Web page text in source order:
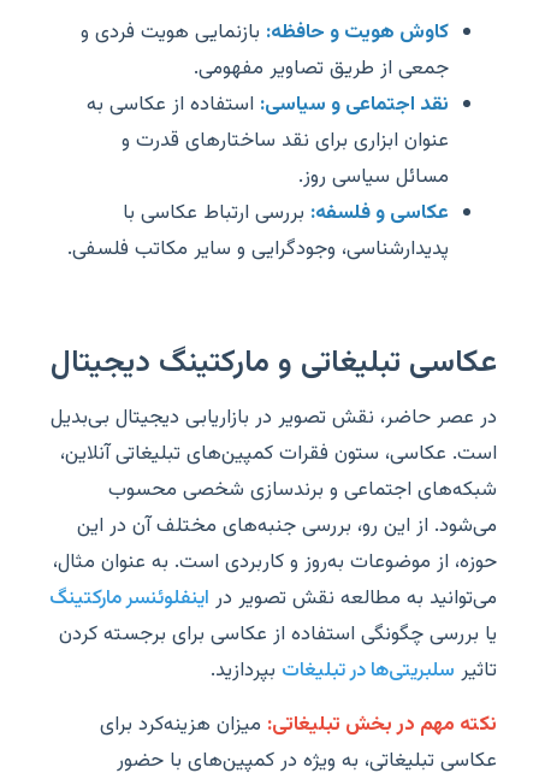
کاوش هویت و حافظه: بازنمایی هویت فردی و
جمعی از طریق تصاویر مفهومی.
نقد اجتماعی و سیاسی: استفاده از عکاسی به
عنوان ابزاری برای نقد ساختارهای قدرت و
مسائل سیاسی روز.
عکاسی و فلسفه: بررسی ارتباط عکاسی با
پدیدارشناسی، وجودگرایی و سایر مکاتب فلسفی.
عکاسی تبلیغاتی و مارکتینگ دیجیتال
در عصر حاضر، نقش تصویر در بازاریابی دیجیتال بی‌بدیل
است. عکاسی، ستون فقرات کمپین‌های تبلیغاتی آنلاین،
شبکه‌های اجتماعی و برندسازی شخصی محسوب
می‌شود. از این رو، بررسی جنبه‌های مختلف آن در این
حوزه، از موضوعات به‌روز و کاربردی است. به عنوان مثال،
می‌توانید به مطالعه نقش تصویر در اینفلوئنسر مارکتینگ
یا بررسی چگونگی استفاده از عکاسی برای برجسته کردن
تاثیر سلبریتی‌ها در تبلیغات بپردازید.
نکته مهم در بخش تبلیغاتی: میزان هزینه‌کرد برای
عکاسی تبلیغاتی، به ویژه در کمپین‌های با حضور